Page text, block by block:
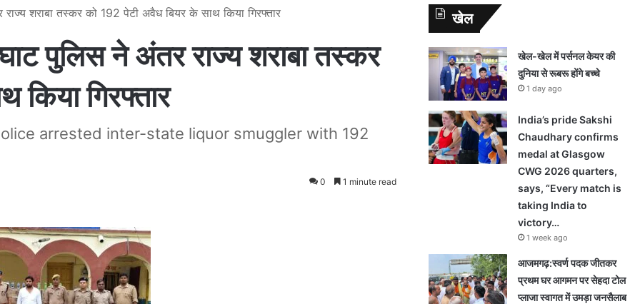
राज्य शराबा तस्कर को 192 पेटी अवैध बियर के साथ किया गिरफ्तार
पुलिस ने अंतर राज्य शराबा तस्कर
गिरफ्तार
arrested inter-state liquor smuggler with 192
0 1 minute read
खेल
खेल-खेल में पर्सनल केयर की
दुनिया से रूबरू होंगे बच्चे
1 day ago
India’s pride Sakshi
Chaudhary confirms
medal at Glasgow
CWG 2026 quarters,
says, “Every match is
taking India to
victory…
1 week ago
आजमगढ़:स्वर्ण पदक जीतकर
प्रथम घर आगमन पर सेहदा टोल
प्लाजा स्वागत में उमड़ा जनसैलाब